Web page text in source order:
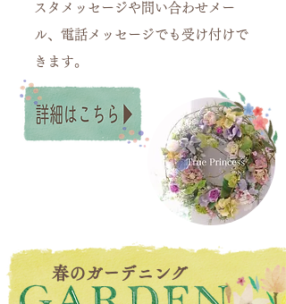
スタメッセージや問い合わせメー
ル、電話メッセージでも受け付けで
きます。
​春のガーデニング